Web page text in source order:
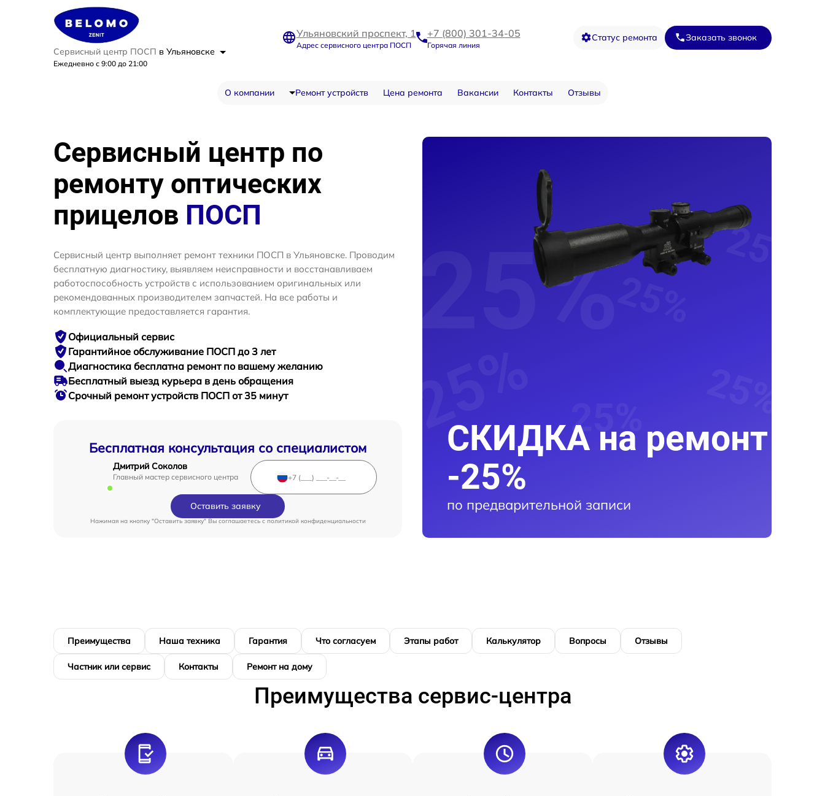
Сервисный центр ПОСП в Ульяновске
Ежедневно с 9:00 до 21:00
Ульяновский проспект, 1
Адрес сервисного центра ПОСП
+7 (800) 301-34-05
Горячая линия
Статус ремонта Заказать звонок
О компании Ремонт устройств Цена ремонта Вакансии Контакты Отзывы
Сервисный центр по
ремонту оптических
прицелов ПОСП
Бесплатная консультация со специалистом
Дмитрий Соколов
Главный мастер сервисного центра
Оставить заявку
Нажимая на кнопку "Оставить заявку" Вы соглашаетесь cполитикой конфиденциальности
Сервисный центр выполняет ремонт техники ПОСП в Ульяновске. Проводим
бесплатную диагностику, выявляем неисправности и восстанавливаем
работоспособность устройств с использованием оригинальных или
рекомендованных производителем запчастей. На все работы и
комплектующие предоставляется гарантия.
Официальный сервис
Гарантийное обслуживание ПОСП до 3 лет
Диагностика бесплатна ремонт по вашему желанию
Бесплатный выезд курьера в день обращения
Срочный ремонтустройств ПОСП от 35 минут
СКИДКА на ремонт
-25%
по предварительной записи
Преимущества Наша техника Гарантия Что согласуем Этапы работ Калькулятор Вопросы Отзывы
Частник или сервис Контакты Ремонт на дому
Преимущества сервис-центра